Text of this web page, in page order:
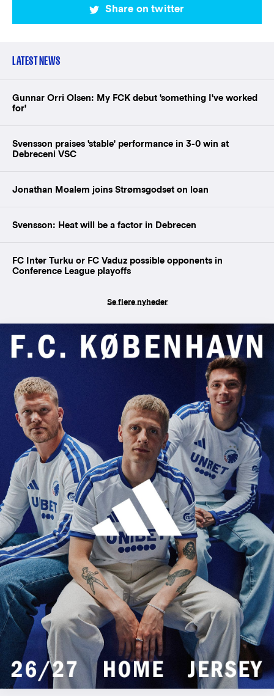
Share on twitter
LATEST NEWS
Gunnar Orri Olsen: My FCK debut 'something I've worked
for'
Svensson praises 'stable' performance in 3-0 win at
Debreceni VSC
Jonathan Moalem joins Strømsgodset on loan
Svensson: Heat will be a factor in Debrecen
FC Inter Turku or FC Vaduz possible opponents in
Conference League playoffs
Se flere nyheder